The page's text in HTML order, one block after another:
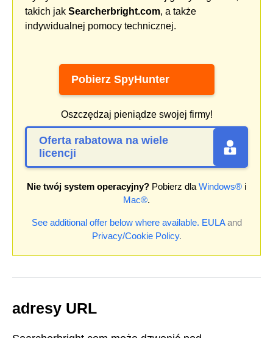
takich jak Searcherbright.com, a także
indywidualnej pomocy technicznej.
Pobierz SpyHunter
Oszczędzaj pieniądze swojej firmy!
Oferta rabatowa na wiele
licencji
Nie twój system operacyjny? Pobierz dlaWindows® i
Mac®.
See additional offer below where available. EULAand
Privacy/Cookie Policy.
adresy URL